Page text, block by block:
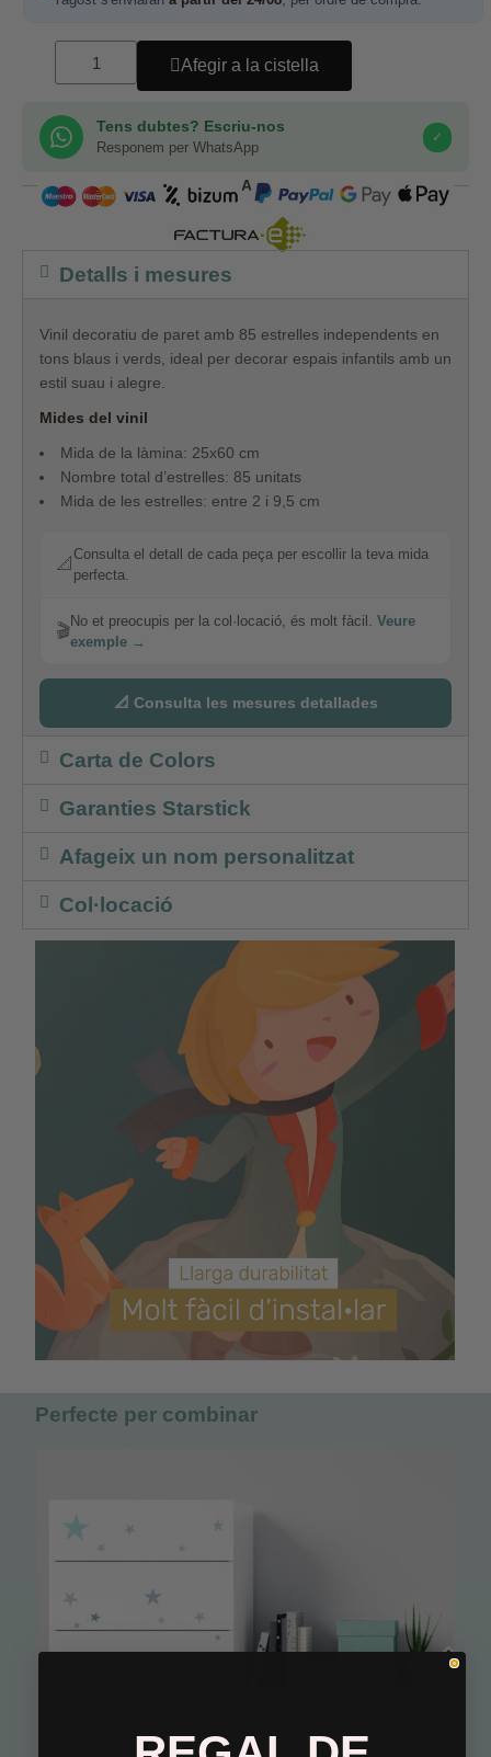
Afegir a la cistella
Tens dubtes? Escriu-nos
Responem per WhatsApp
✓
COMPRA SEGURA
Detalls i mesures
Vinil decoratiu de paret amb 85 estrelles independents en
tons blaus i verds, ideal per decorar espais infantils amb un
estil suau i alegre.
Mides del vinil
Mida de la làmina: 25x60 cm
Nombre total d’estrelles: 85 unitats
Mida de les estrelles: entre 2 i 9,5 cm
📐
Consulta el detall de cada peça per escollir la teva mida
perfecta.
🎬
No et preocupis per la col·locació, és molt fàcil. Veure
exemple →
📐 Consulta les mesures detallades
Carta de Colors
Garanties Starstick
Afageix un nom personalitzat
Col·locació
Perfecte per combinar